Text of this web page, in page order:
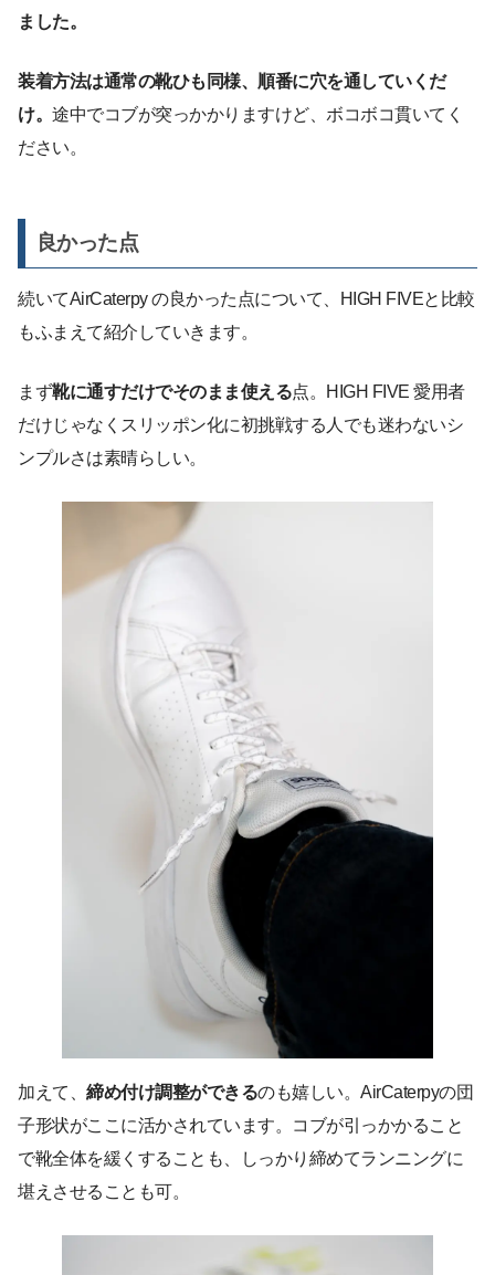
ました。
装着方法は通常の靴ひも同様、順番に穴を通していくだ
け。 途中でコブが突っかかりますけど、ボコボコ貫いてく
ださい。
良かった点
続いてAirCaterpy の良かった点について、HIGH FIVEと比較
もふまえて紹介していきます。
まず靴に通すだけでそのまま使える点。HIGH FIVE 愛用者
だけじゃなくスリッポン化に初挑戦する人でも迷わないシ
ンプルさは素晴らしい。
加えて、 締め付け調整ができるのも嬉しい。AirCaterpyの団
子形状がここに活かされています。コブが引っかかること
で靴全体を緩くすることも、しっかり締めてランニングに
堪えさせることも可。